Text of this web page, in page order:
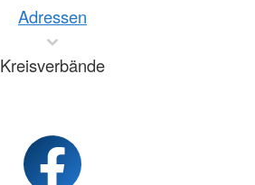
Adressen
Kreisverbände